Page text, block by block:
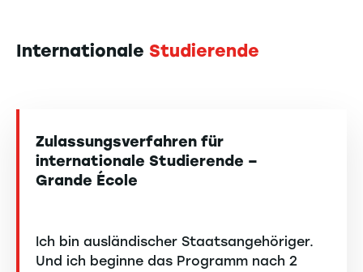
Internationale Studierende
Zulassungsverfahren für
internationale Studierende –
Grande École
Ich bin ausländischer Staatsangehöriger.
Und ich beginne das Programm nach 2